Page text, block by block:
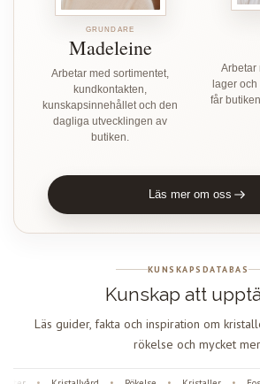
GRUNDARE
Madeleine
Arbetar med sortimentet,
kundkontakten,
kunskapsinnehållet och den
dagliga utvecklingen av
butiken.
Arbetar
lager och
får
Läs mer om oss
KUNSKAPSDATABAS
Kunskap att
Läs guider, fakta och inspiration om
rökelse och mycket